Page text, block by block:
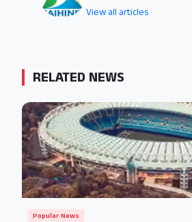
View all articles
RELATED NEWS
Popular News